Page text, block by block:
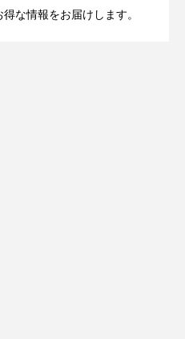
な情報をお届けします。
理由、担当者も答えられな
：AFEELA開発中止で見